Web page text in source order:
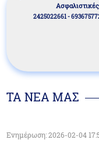
2425022661 -
ΤΑ ΝΕΑ ΜΑΣ
Ενημέρωση: 2026-02-04